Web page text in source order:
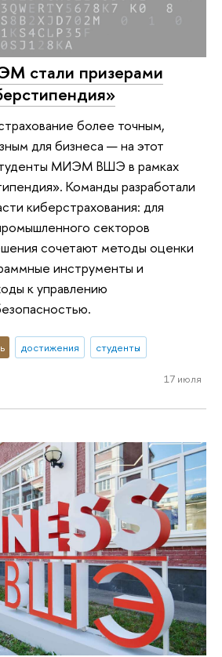
стали призерами
более точным,
для бизнеса — на этот
МИЭМ ВШЭ в рамках
Команды разработали
киберстрахования: для
секторов
сочетают методы оценки
инструменты и
к управлению
достижения студенты
17 июля